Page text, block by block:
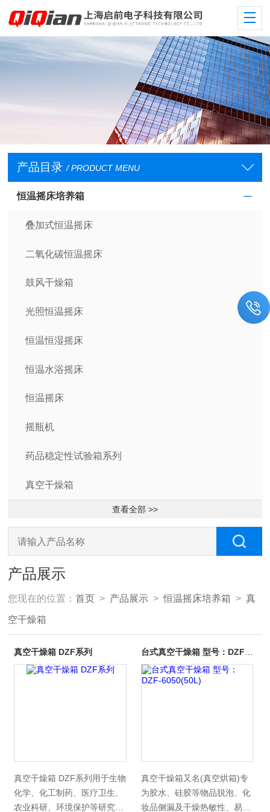
产品目录 / PRODUCT MENU
恒温摇床培养箱
叠加式恒温摇床
二氧化碳恒温摇床
鼓风干燥箱
光照恒温摇床
恒温恒湿摇床
恒温水浴摇床
恒温摇床
摇瓶机
药品稳定性试验箱系列
真空干燥箱
查看全部 >>
产品展示
您现在的位置：首页 > 产品展示 >恒温摇床培养箱 >真
空干燥箱
真空干燥箱 DZF系列
真空干燥箱 DZF系列用于生物
化学、化工制药、医疗卫生、
农业科研、环境保护等研究。
真空干燥箱又名(真空烘箱)专
为胶水、硅胶等物品脱泡、化
妆品侧漏及干燥热敏性、易分